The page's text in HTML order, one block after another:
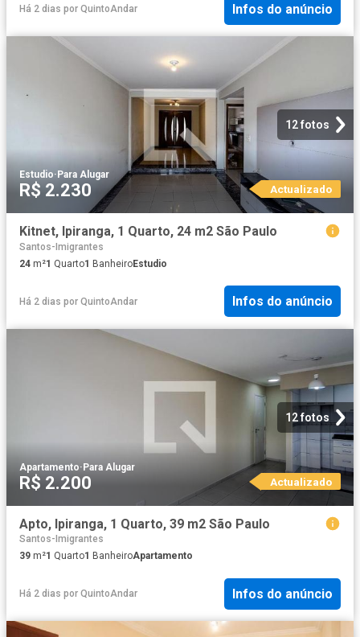
Há 2 dias por QuintoAndar Infos do anúncio
12 fotos
Estudio· Para Alugar
R$ 2.230 Actualizado
Kitnet, Ipiranga, 1 Quarto, 24 m2 São Paulo
Santos-Imigrantes
24 m²1 Quarto1 BanheiroEstudio
Há 2 dias por QuintoAndar Infos do anúncio
12 fotos
Apartamento·Para Alugar
R$ 2.200 Actualizado
Apto, Ipiranga, 1 Quarto, 39 m2 São Paulo
Santos-Imigrantes
39 m²1 Quarto1 BanheiroApartamento
Há 2 dias por QuintoAndar Infos do anúncio